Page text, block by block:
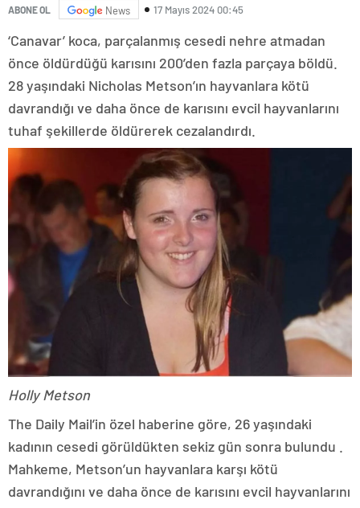
ABONE OL News 17 Mayıs 2024 00:45
‘Canavar’ koca, parçalanmış cesedi nehre atmadan
önce öldürdüğü karısını 200’den fazla parçaya böldü.
28 yaşındaki Nicholas Metson’ın hayvanlara kötü
davrandığı ve daha önce de karısını evcil hayvanlarını
tuhaf şekillerde öldürerek cezalandırdı.
Holly Metson
The Daily Mail’in özel haberine göre, 26 yaşındaki
kadının cesedi görüldükten sekiz gün sonra bulundu .
Mahkeme, Metson’un hayvanlara karşı kötü
davrandığını ve daha önce de karısını evcil hayvanlarını